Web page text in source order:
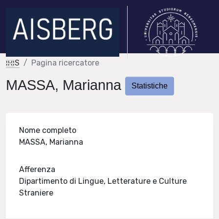
IRIS Pagina ricercatore
MASSA, Marianna Statistiche
Nome completo
MASSA, Marianna
Afferenza
Dipartimento di Lingue, Letterature e Culture
Straniere